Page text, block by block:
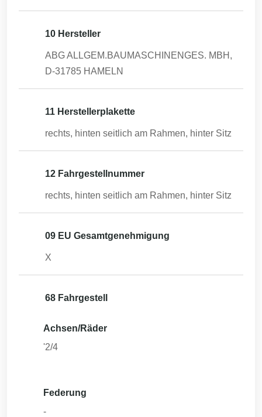
10 Hersteller
ABG ALLGEM.BAUMASCHINENGES. MBH,
D-31785 HAMELN
11 Herstellerplakette
rechts, hinten seitlich am Rahmen, hinter Sitz
12 Fahrgestellnummer
rechts, hinten seitlich am Rahmen, hinter Sitz
09 EU Gesamtgenehmigung
X
68 Fahrgestell
Achsen/Räder
'2/4
Federung
-